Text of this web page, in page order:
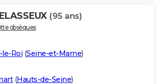
(95 ans)
obsèques
le-Roi (Seine-et-Marne)
(Hauts-de-Seine)